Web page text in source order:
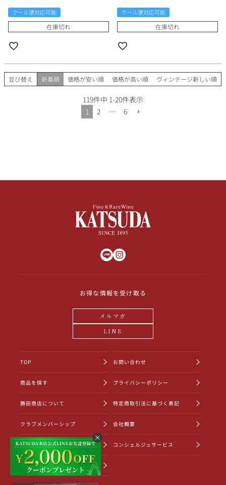
クール便対応可能
在庫切れ
クール便対応可能
在庫切れ
並び替え 新着順 価格が安い順 価格が高い順 ヴィンテージ新しい順
119件中 1-20件表示
1
2 … 6
お得な情報を受け取る
メルマガ
LINE
TOP
商品を探す
勝田商店について
クラブメンバーシップ
ショッピングガイド
お知らせ一覧
お問い合わせ
プライバシーポリシー
特定商取引法に基づく表記
会社概要
コンシェルジュサービス